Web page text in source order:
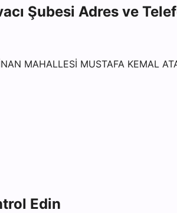
Şubesi Adres ve
MAHALLESİ MUSTAFA KEMAL
Edin